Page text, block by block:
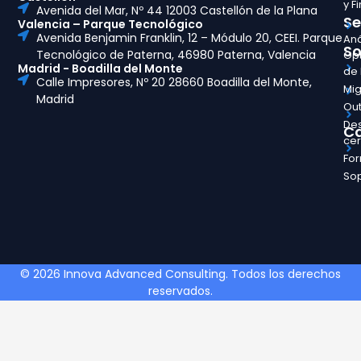
y
de
Avenida del Mar, Nº 44 12003 Castellón de la Plana
Valencia – Parque Tecnológico
Avenida Benjamin Franklin, 12 – Módulo 20, CEEI. Parque
Tecnológico de Paterna, 46980 Paterna, Valencia
Madrid - Boadilla del Monte
Calle Impresores, Nº 20 28660 Boadilla del Monte,
Madrid
© 2026 Innova Advanced Consulting. Todos los derechos
reservados.